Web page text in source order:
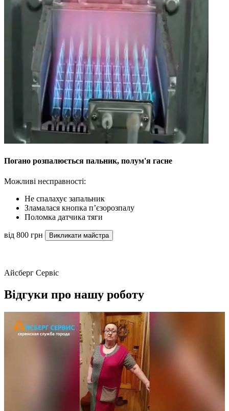
Погано розпалюється пальник, полум'я гасне
Можливі несправності:
Не спалахує запальник
Зламалася кнопка п’єзорозпалу
Поломка датчика тяги
від 800 грн Викликати майстра
Айсберг Сервіс
Відгуки про нашу роботу